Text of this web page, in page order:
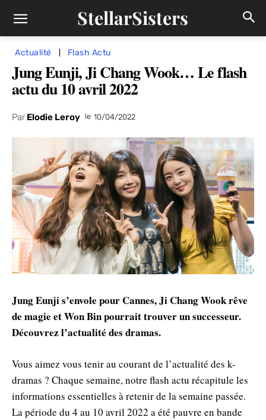
StellarSisters
Actualité Flash Actu
Jung Eunji, Ji Chang Wook… Le flash
actu du 10 avril 2022
Par Elodie Leroy le 10/04/2022
Jung Eunji s’envole pour Cannes, Ji Chang Wook rêve
de magie et Won Bin pourrait trouver un successeur.
Découvrez l’actualité des dramas.
Vous aimez vous tenir au courant de l’actualité des k-
dramas ? Chaque semaine, notre flash actu récapitule les
informations essentielles à retenir de la semaine passée.
La période du 4 au 10 avril 2022 a été pauvre en bande